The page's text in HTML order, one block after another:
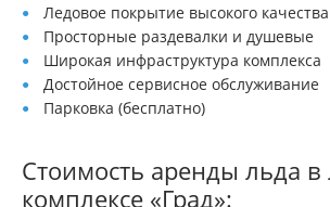
Ледовое покрытие высокого качества
Просторные раздевалки и душевые
Широкая инфраструктура комплекса
Достойное сервисное обслуживание
Парковка (бесплатно)
Стоимость аренды льда
комплексе «Град»: